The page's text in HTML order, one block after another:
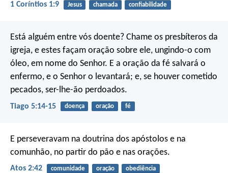
1 Coríntios 1:9 Jesus chamada confiabilidade
Está alguém entre vós doente? Chame os presbíteros da
igreja, e estes façam oração sobre ele, ungindo-o com
óleo, em nome do Senhor. E a oração da fé salvará o
enfermo, e o Senhor o levantará; e, se houver cometido
pecados, ser-lhe-ão perdoados.
Tiago 5:14-15 doença oração fé
E perseveravam na doutrina dos apóstolos e na
comunhão, no partir do pão e nas orações.
Atos 2:42 comunidade oração obediência